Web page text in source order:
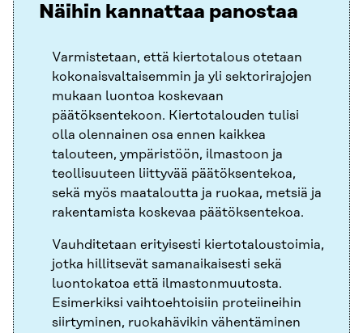
Näihin kannattaa panostaa
Varmistetaan, että kiertotalous otetaan
kokonaisvaltaisemmin ja yli sektorirajojen
mukaan luontoa koskevaan
päätöksentekoon. Kiertotalouden tulisi
olla olennainen osa ennen kaikkea
talouteen, ympäristöön, ilmastoon ja
teollisuuteen liittyvää päätöksentekoa,
sekä myös maataloutta ja ruokaa, metsiä ja
rakentamista koskevaa päätöksentekoa.
Vauhditetaan erityisesti kiertotaloustoimia,
jotka hillitsevät samanaikaisesti sekä
luontokatoa että ilmastonmuutosta.
Esimerkiksi vaihtoehtoisiin proteiineihin
siirtyminen, ruokahävikin vähentäminen